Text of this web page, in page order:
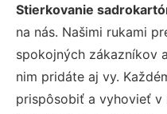
Stierkovanie
na nás. Našimi rukami
spokojných zákazníkov
nim pridáte aj vy.
prispôsobiť a vyhovieť v